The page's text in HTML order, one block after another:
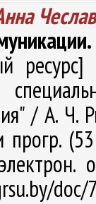
/ А. Ч.
прогр.